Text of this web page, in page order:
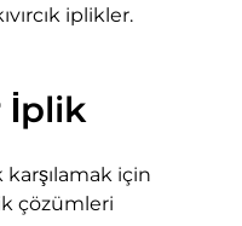
iplikler.
İplik
için
çözümleri